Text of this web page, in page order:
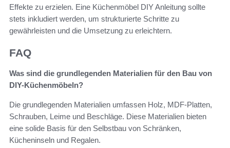
Effekte zu erzielen. Eine Küchenmöbel DIY Anleitung sollte
stets inkludiert werden, um strukturierte Schritte zu
gewährleisten und die Umsetzung zu erleichtern.
FAQ
Was sind die grundlegenden Materialien für den Bau von
DIY-Küchenmöbeln?
Die grundlegenden Materialien umfassen Holz, MDF-Platten,
Schrauben, Leime und Beschläge. Diese Materialien bieten
eine solide Basis für den Selbstbau von Schränken,
Kücheninseln und Regalen.